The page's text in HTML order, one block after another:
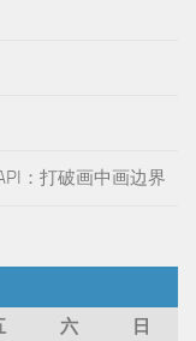
：打破画中画边界
六
日